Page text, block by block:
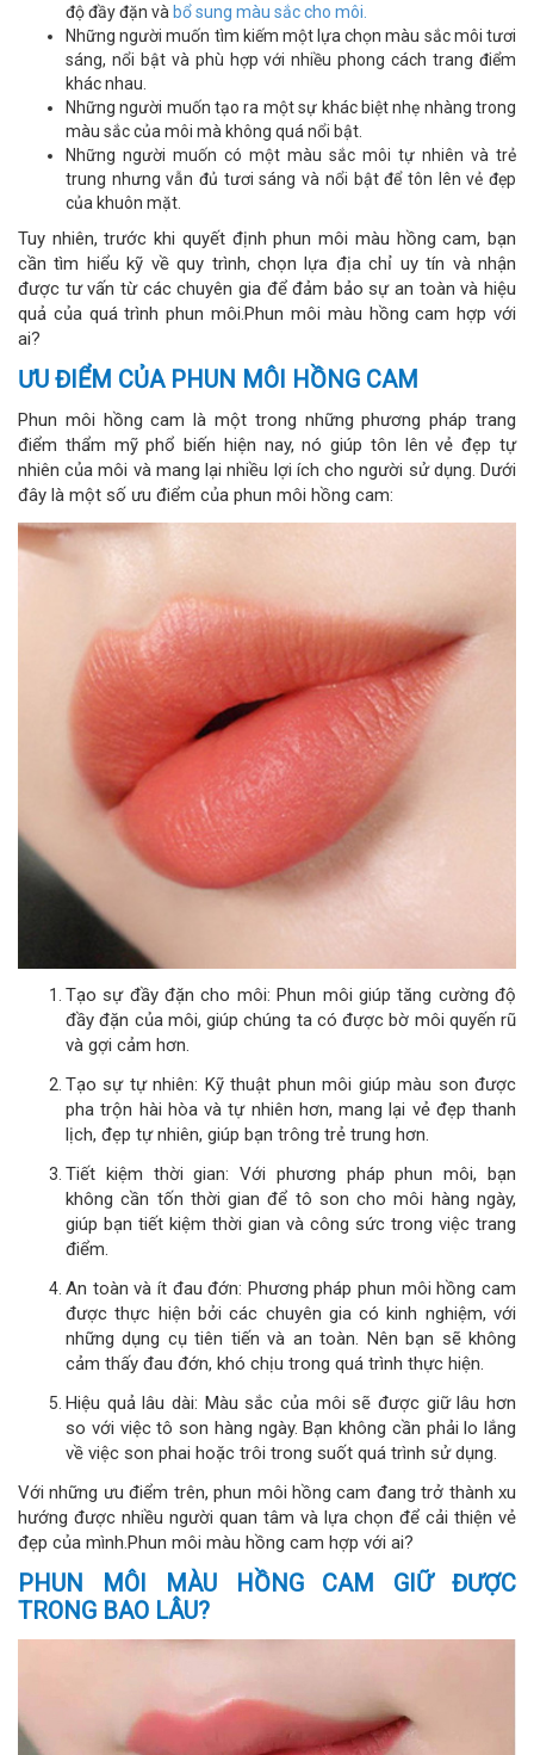
độ đầy đặn và bổ sung màu sắc cho môi.
Những người muốn tìm kiếm một lựa chọn màu sắc môi tươi
sáng, nổi bật và phù hợp với nhiều phong cách trang điểm
khác nhau.
Những người muốn tạo ra một sự khác biệt nhẹ nhàng trong
màu sắc của môi mà không quá nổi bật.
Những người muốn có một màu sắc môi tự nhiên và trẻ
trung nhưng vẫn đủ tươi sáng và nổi bật để tôn lên vẻ đẹp
của khuôn mặt.
Tuy nhiên, trước khi quyết định phun môi màu hồng cam, bạn
cần tìm hiểu kỹ về quy trình, chọn lựa địa chỉ uy tín và nhận
được tư vấn từ các chuyên gia để đảm bảo sự an toàn và hiệu
quả của quá trình phun môi.Phun môi màu hồng cam hợp với
ai?
ƯU ĐIỂM CỦA PHUN MÔI HỒNG CAM
Phun môi hồng cam là một trong những phương pháp trang
điểm thẩm mỹ phổ biến hiện nay, nó giúp tôn lên vẻ đẹp tự
nhiên của môi và mang lại nhiều lợi ích cho người sử dụng. Dưới
đây là một số ưu điểm của phun môi hồng cam:
Tạo sự đầy đặn cho môi: Phun môi giúp tăng cường độ
đầy đặn của môi, giúp chúng ta có được bờ môi quyến rũ
và gợi cảm hơn.
Tạo sự tự nhiên: Kỹ thuật phun môi giúp màu son được
pha trộn hài hòa và tự nhiên hơn, mang lại vẻ đẹp thanh
lịch, đẹp tự nhiên, giúp bạn trông trẻ trung hơn.
Tiết kiệm thời gian: Với phương pháp phun môi, bạn
không cần tốn thời gian để tô son cho môi hàng ngày,
giúp bạn tiết kiệm thời gian và công sức trong việc trang
điểm.
An toàn và ít đau đớn: Phương pháp phun môi hồng cam
được thực hiện bởi các chuyên gia có kinh nghiệm, với
những dụng cụ tiên tiến và an toàn. Nên bạn sẽ không
cảm thấy đau đớn, khó chịu trong quá trình thực hiện.
Hiệu quả lâu dài: Màu sắc của môi sẽ được giữ lâu hơn
so với việc tô son hàng ngày. Bạn không cần phải lo lắng
về việc son phai hoặc trôi trong suốt quá trình sử dụng.
Với những ưu điểm trên, phun môi hồng cam đang trở thành xu
hướng được nhiều người quan tâm và lựa chọn để cải thiện vẻ
đẹp của mình.Phun môi màu hồng cam hợp với ai?
PHUN MÔI MÀU HỒNG CAM GIỮ ĐƯỢC
TRONG BAO LÂU?